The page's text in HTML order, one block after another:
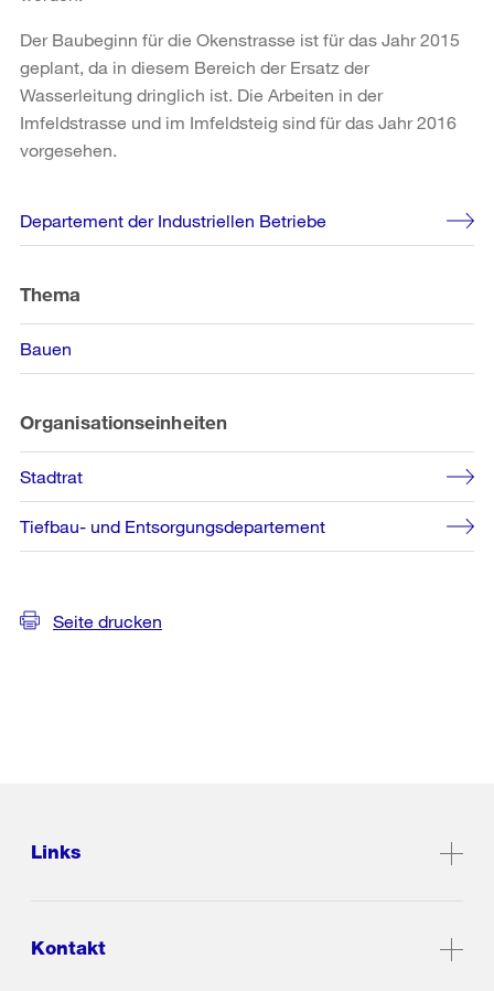
Der Baubeginn für die Okenstrasse ist für das Jahr 2015
geplant, da in diesem Bereich der Ersatz der
Wasserleitung dringlich ist. Die Arbeiten in der
Imfeldstrasse und im Imfeldsteig sind für das Jahr 2016
vorgesehen.
Weitere
Informationen
Departement der Industriellen Betriebe
Thema
Bauen
Organisationseinheiten
Stadtrat
Tiefbau- und Entsorgungsdepartement
Seite drucken
Links
Kontakt